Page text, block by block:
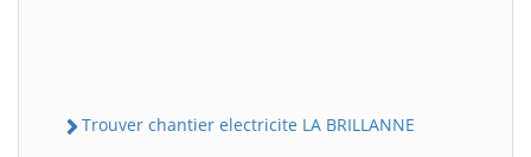
Trouver chantier electricite LA BRILLANNE